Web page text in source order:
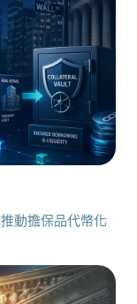
動擔保品代幣化